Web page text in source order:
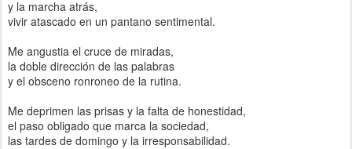
y la marcha atrás,
vivir atascado en un pantano sentimental.
Me angustia el cruce de miradas,
la doble dirección de las palabras
y el obsceno ronroneo de la rutina.
Me deprimen las prisas y la falta de honestidad,
el paso obligado que marca la sociedad,
las tardes de domingo y la irresponsabilidad.